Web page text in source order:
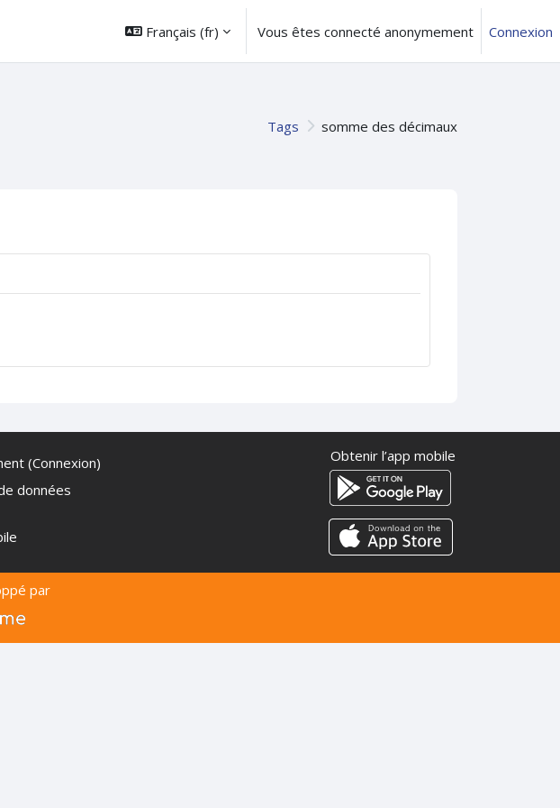
Français ‎(fr)‎ Vous êtes connecté anonymement Connexion
Tags somme des décimaux
(Connexion)
données
Obtenir l’app mobile
par